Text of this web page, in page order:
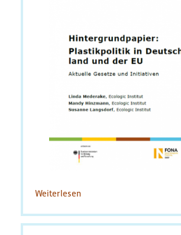
Weiterlesenüber
Plastikpolitik
in